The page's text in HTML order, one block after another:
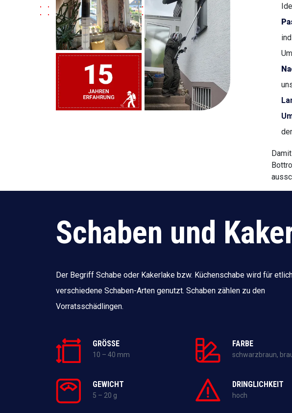
Schaben und
Der Begriff Schabe oder Kakerlake bzw. Küchenschabe wird für
verschiedene Schaben-Arten genutzt. Schaben zählen zu den
Vorratsschädlingen.
GRÖSSE
10 – 40 mm
FARBE
schwarzbraun,
GEWICHT
5 – 20 g
DRINGLICHKEIT
hoch